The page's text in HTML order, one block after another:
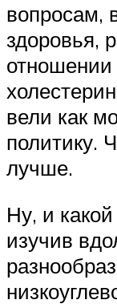
вопросам,
здоровья,
вели как
политику.
лучше.
Ну, и
изучив